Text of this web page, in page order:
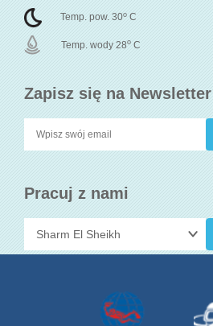
Zapisz się na Newsletter
Pracuj z nami
Temp. pow. 30o C
Temp. wody 28o C